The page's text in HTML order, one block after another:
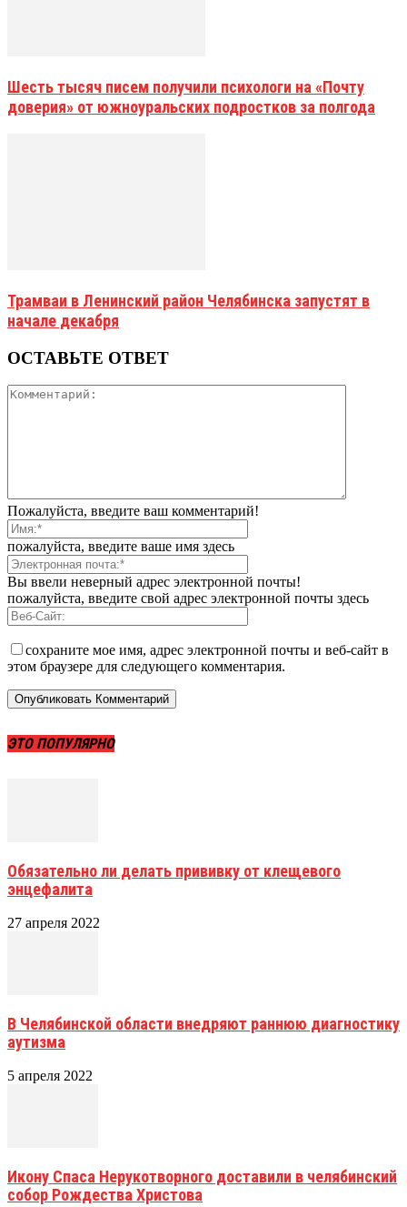
Шесть тысяч писем получили психологи на «Почту
доверия» от южноуральских подростков за полгода
Трамваи в Ленинский район Челябинска запустят в
начале декабря
ОСТАВЬТЕ ОТВЕТ
Пожалуйста, введите ваш комментарий!
пожалуйста, введите ваше имя здесь
Вы ввели неверный адрес электронной почты!
пожалуйста, введите свой адрес электронной почты здесь
сохраните мое имя, адрес электронной почты и веб-сайт в
этом браузере для следующего комментария.
ЭТО ПОПУЛЯРНО
Обязательно ли делать прививку от клещевого
энцефалита
27 апреля 2022
В Челябинской области внедряют раннюю диагностику
аутизма
5 апреля 2022
Икону Спаса Нерукотворного доставили в челябинский
собор Рождества Христова